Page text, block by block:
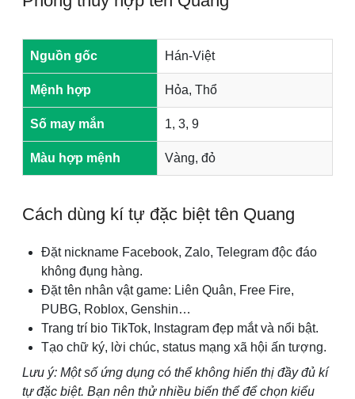
Nguồn gốc Hán-Việt
Mệnh hợp Hỏa, Thổ
Số may mắn 1, 3, 9
Màu hợp mệnh Vàng, đỏ
Cách dùng kí tự đặc biệt tên Quang
Đặt nickname Facebook, Zalo, Telegram độc đáo
không đụng hàng.
Đặt tên nhân vật game: Liên Quân, Free Fire,
PUBG, Roblox, Genshin…
Trang trí bio TikTok, Instagram đẹp mắt và nổi bật.
Tạo chữ ký, lời chúc, status mạng xã hội ấn tượng.
Lưu ý: Một số ứng dụng có thể không hiển thị đầy đủ kí
tự đặc biệt. Bạn nên thử nhiều biến thể để chọn kiểu